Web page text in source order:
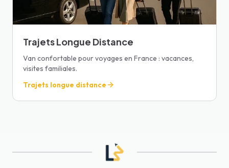
Trajets Longue Distance
Van confortable pour voyages en France : vacances,
visites familiales.
Trajets longue distance